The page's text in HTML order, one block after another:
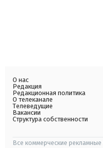
О нас
Редакция
Редакционная политика
О телеканале
Телеведущие
Вакансии
Структура собственности
Все коммерческие